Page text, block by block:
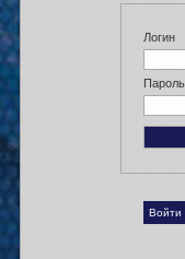
Логин
Пароль